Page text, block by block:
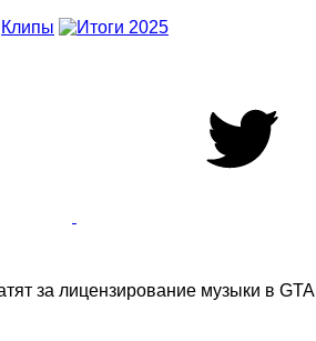
Клипы
за лицензирование музыки в GTA